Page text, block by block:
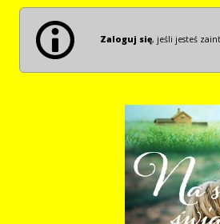
Zaloguj się, jeśli jesteś